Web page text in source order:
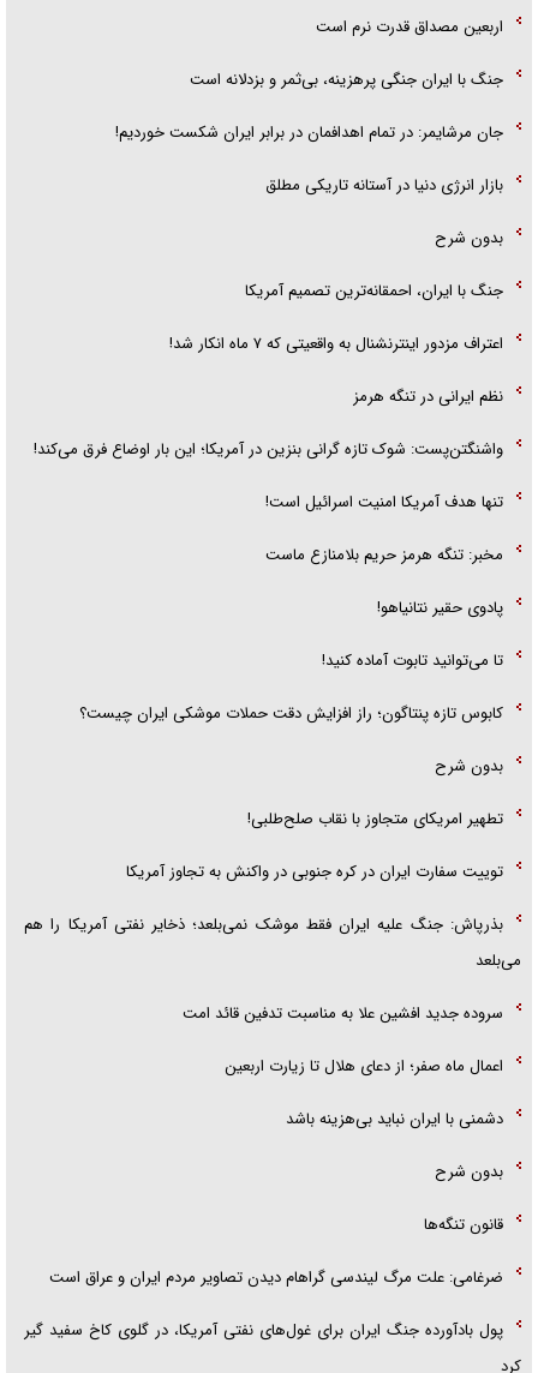
اربعین مصداق قدرت نرم است
جنگ با ایران جنگی پرهزینه، بی‌ثمر و بزدلانه است
جان مرشایمر: در تمام اهدافمان در برابر ایران شکست خوردیم!
بازار انرژی دنیا در آستانه تاریکی مطلق
بدون شرح
جنگ با ایران، احمقانه‌ترین تصمیم آمریکا
اعتراف مزدور اینترنشنال به واقعیتی که ۷ ماه انکار شد!
نظم ایرانی در تنگه هرمز
واشنگتن‌پست: شوک تازه گرانی بنزین در آمریکا؛ این بار اوضاع فرق می‌کند!
تنها هدف آمریکا امنیت اسرائیل است!
مخبر: تنگه هرمز حریم بلامنازع ماست
پادوی حقیر نتانیاهو!
تا می‌توانید تابوت آماده کنید!
کابوس تازه پنتاگون؛ راز افزایش دقت حملات موشکی ایران چیست؟
بدون شرح
تطهیر امریکای متجاوز با نقاب صلح‌طلبی!
توییت سفارت ایران در کره جنوبی در واکنش به تجاوز آمریکا
بذرپاش: ‏جنگ علیه ایران فقط موشک نمی‌بلعد؛ ذخایر نفتی آمریکا را هم
می‌بلعد
سروده جدید افشین علا به مناسبت تدفین قائد امت
اعمال ماه صفر؛ از دعای هلال تا زیارت اربعین
دشمنی با ایران نباید بی‌هزینه باشد
بدون شرح
قانون تنگه‌ها
ضرغامی: علت مرگ لیندسی گراهام دیدن تصاویر مردم ایران و عراق است
پول بادآورده جنگ ایران برای غول‌های نفتی آمریکا، در گلوی کاخ سفید گیر
کرد